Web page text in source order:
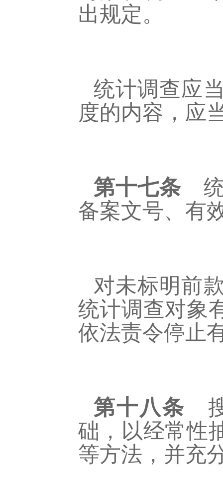
出规定。
统计调查应
度的内容，应
第十七条 统
备案文号、有
对未标明前
统计调查对象
依法责令停止
第十八条
础，以经常性
等方法，并充